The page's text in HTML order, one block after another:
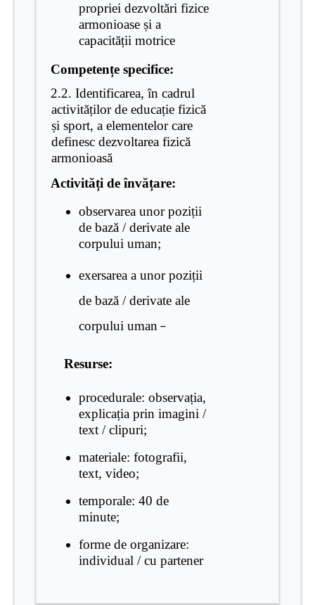
propriei dezvoltări fizice
armonioase și a
capacității motrice
Competențe specifice:
2.2. Identificarea, în cadrul
activităților de educație fizică
și sport, a elementelor care
definesc dezvoltarea fizică
armonioasă
Activități de învățare:
observarea unor poziții
de bază / derivate ale
corpului uman;
exersarea a unor poziții
de bază / derivate ale
corpului uman –
Resurse:
procedurale: observația,
explicația prin imagini /
text / clipuri;
materiale: fotografii,
text, video;
temporale: 40 de
minute;
forme de organizare:
individual / cu partener